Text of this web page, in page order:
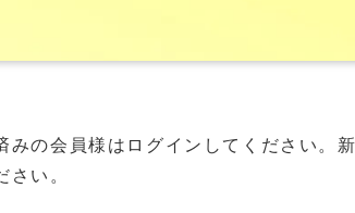
みの会員様はログインしてください。
さい。